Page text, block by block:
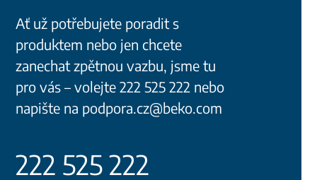
Ať už potřebujete poradit s
produktem nebo jen chcete
zanechat zpětnou vazbu, jsme tu
pro vás – volejte 222 525 222 nebo
napište na podpora.cz@beko.com
222 525 222